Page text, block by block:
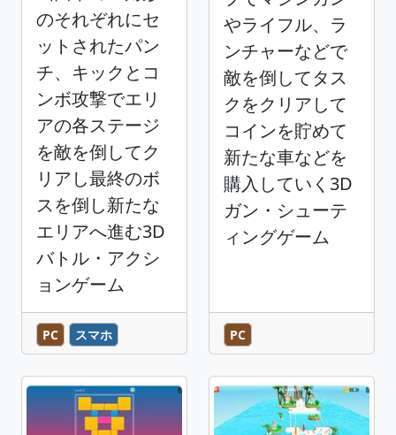
のそれぞれにセ
ットされたパン
チ、キックとコ
ンボ攻撃でエリ
アの各ステージ
を敵を倒してク
リアし最終のボ
スを倒し新たな
エリアへ進む3D
バトル・アクシ
ョンゲーム
PC スマホ
やライフル、ラ
ンチャーなどで
敵を倒してタス
クをクリアして
コインを貯めて
新たな車などを
購入していく3D
ガン・シューテ
ィングゲーム
PC